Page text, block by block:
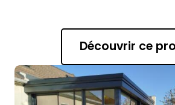
Découvrir ce